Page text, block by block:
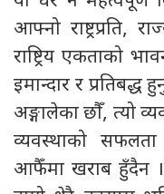
आफ्नो राष्ट्रप्रति,
राष्ट्रिय एकताको
इमान्दार र
अङ्गालेका छौँ, त्यो
व्यवस्थाको
आफैँमा खराब हुँदैन ।